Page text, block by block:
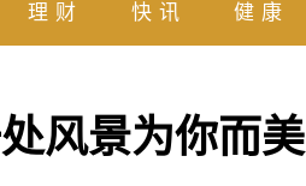
理财 快讯 健康
风景为你而美